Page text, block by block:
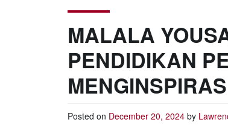
MALALA
PENDIDIKAN
Posted on December 20, 2024 by